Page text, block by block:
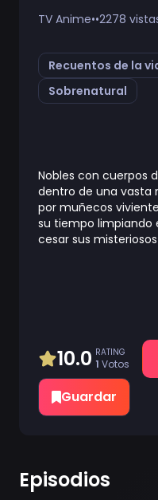
TV Anime••2278
Recuentos de la
Sobrenatural
Nobles con cuerpos
dentro de una vasta
por muñecos
su tiempo limpiando
cesar sus
sombras?
10.0 RATING
1 Votos
Guardar
Episodios